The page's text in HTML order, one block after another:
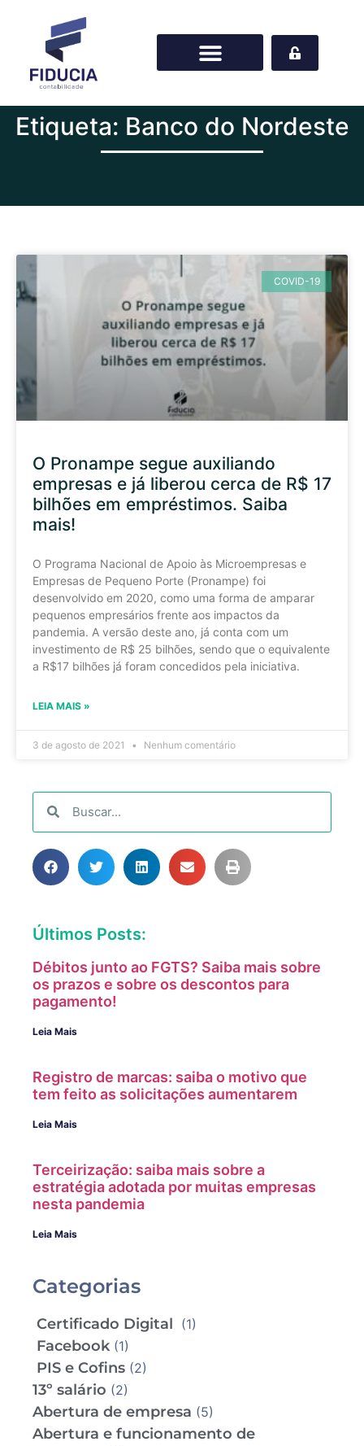
Etiqueta: Banco do Nordeste
COVID-19
O Pronampe segue auxiliando
empresas e já liberou cerca de R$ 17
bilhões em empréstimos. Saiba
mais!
O Programa Nacional de Apoio às Microempresas e
Empresas de Pequeno Porte (Pronampe) foi
desenvolvido em 2020, como uma forma de amparar
pequenos empresários frente aos impactos da
pandemia. A versão deste ano, já conta com um
investimento de R$ 25 bilhões, sendo que o equivalente
a R$17 bilhões já foram concedidos pela iniciativa.
LEIA MAIS »
3 de agosto de 2021 Nenhum comentário
Últimos Posts:
Débitos junto ao FGTS? Saiba mais sobre
os prazos e sobre os descontos para
pagamento!
Leia Mais
Registro de marcas: saiba o motivo que
tem feito as solicitações aumentarem
Leia Mais
Terceirização: saiba mais sobre a
estratégia adotada por muitas empresas
nesta pandemia
Leia Mais
Categorias
Certificado Digital (1)
Facebook(1)
PIS e Cofins (2)
13º salário (2)
Abertura de empresa (5)
Abertura e funcionamento de